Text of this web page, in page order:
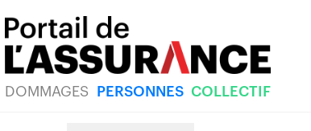
DOMMAGES PERSONNES COLLECTIF